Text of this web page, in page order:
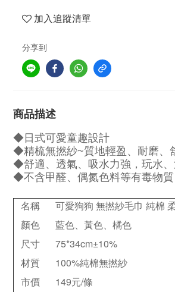
加入追蹤清單
分享到
商品描述
◆日式可愛童趣設計
◆精梳無撚紗~質地輕盈、耐磨、
◆舒適、透氣、吸水力強，玩水
◆不含甲醛、偶氮色料等有毒物
名稱
可愛狗狗 無撚紗毛巾 純棉
顏色
藍色、黃色、橘色
尺寸
75*34cm±10%
材質
100%純棉無撚紗
市價
149元/條